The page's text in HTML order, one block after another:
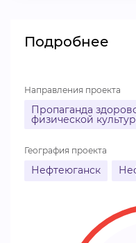
Подробнее
Направления проекта
Пропаганда
физической
География проекта
Нефтеюганск